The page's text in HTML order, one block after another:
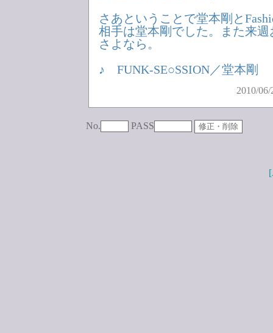
さあということで堂本剛と
相手は堂本剛でした。また来
さよなら。
♪ FUNK-SE○SSION／堂本剛
2010/06/
No. PASS